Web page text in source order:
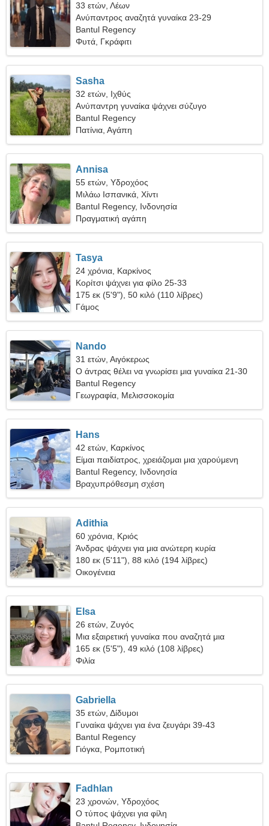
33 ετών, Λέων
Ανύπαντρος αναζητά γυναίκα 23-29
Bantul Regency
Φυτά, Γκράφιτι
Sasha
32 ετών, Ιχθύς
Ανύπαντρη γυναίκα ψάχνει σύζυγο
Bantul Regency
Πατίνια, Αγάπη
Annisa
55 ετών, Υδροχόος
Μιλάω Ισπανικά, Χίντι
Bantul Regency, Ινδονησία
Πραγματική αγάπη
Tasya
24 χρόνια, Καρκίνος
Κορίτσι ψάχνει για φίλο 25-33
175 εκ (5'9"), 50 κιλό (110 λίβρες)
Γάμος
Nando
31 ετών, Αιγόκερως
Ο άντρας θέλει να γνωρίσει μια γυναίκα 21-30
Bantul Regency
Γεωγραφία, Μελισσοκομία
Hans
42 ετών, Καρκίνος
Είμαι παιδίατρος, χρειάζομαι μια χαρούμενη
γυναίκα
Bantul Regency, Ινδονησία
Βραχυπρόθεσμη σχέση
Adithia
60 χρόνια, Κριός
Άνδρας ψάχνει για μια ανώτερη κυρία
180 εκ (5'11"), 88 κιλό (194 λίβρες)
Οικογένεια
Elsa
26 ετών, Ζυγός
Μια εξαιρετική γυναίκα που αναζητά μια
μακροχρόνια σχέση
165 εκ (5'5"), 49 κιλό (108 λίβρες)
Φιλία
Gabriella
35 ετών, Δίδυμοι
Γυναίκα ψάχνει για ένα ζευγάρι 39-43
Bantul Regency
Γιόγκα, Ρομποτική
Fadhlan
23 χρονών, Υδροχόος
Ο τύπος ψάχνει για φίλη